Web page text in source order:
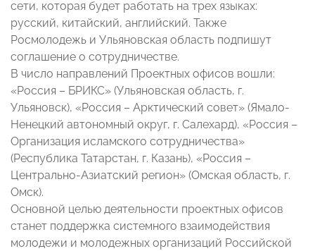
сети, которая будет работать на трех языках:
русский, китайский, английский. Также
Росмолодежь и Ульяновская область подпишут
соглашение о сотрудничестве.
В число направлений Проектных офисов вошли:
«Россия – БРИКС» (Ульяновская область, г.
Ульяновск), «Россия – Арктический совет» (Ямало-
Ненецкий автономный округ, г. Салехард), «Россия –
Организация исламского сотрудничества»
(Республика Татарстан, г. Казань), «Россия –
Центрально-Азиатский регион» (Омская область, г.
Омск).
Основной целью деятельности проектных офисов
станет поддержка системного взаимодействия
молодежи и молодежных организаций Российской